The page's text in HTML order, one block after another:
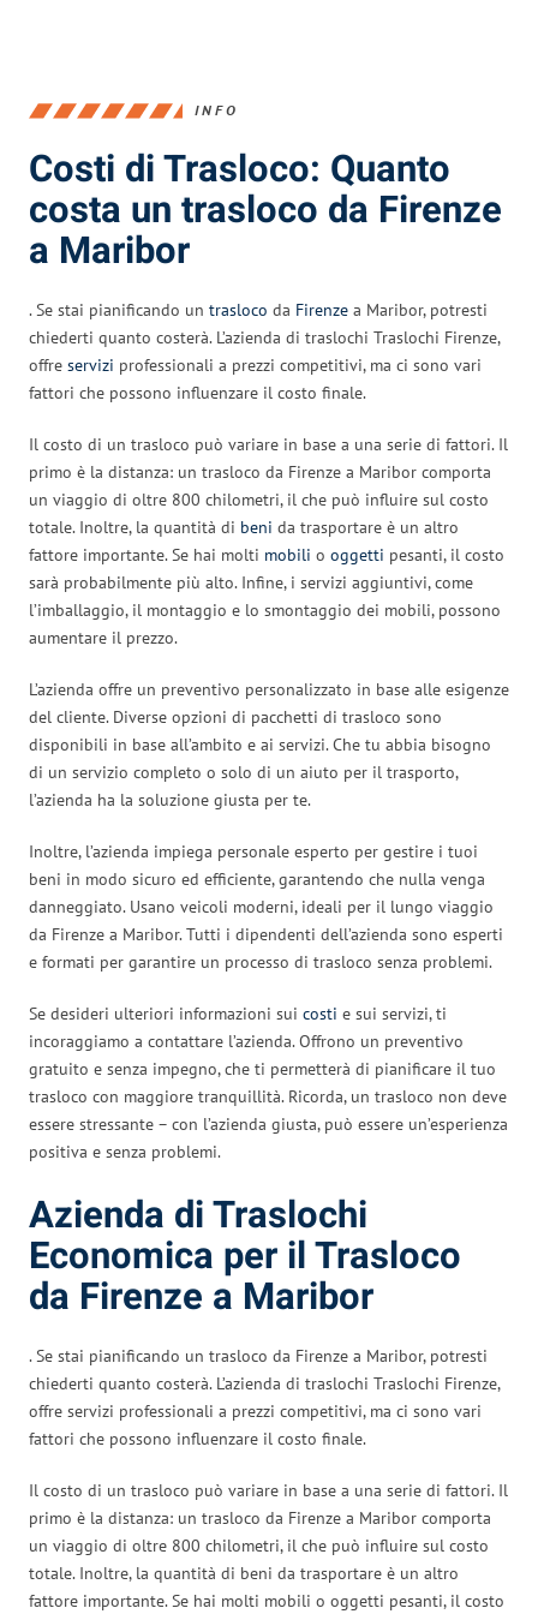
INFO
Costi di Trasloco: Quanto
costa un trasloco da Firenze
a Maribor
. Se stai pianificando un trasloco da Firenze a Maribor, potresti
chiederti quanto costerà. L’azienda di traslochi Traslochi Firenze,
offre servizi professionali a prezzi competitivi, ma ci sono vari
fattori che possono influenzare il costo finale.
Il costo di un trasloco può variare in base a una serie di fattori. Il
primo è la distanza: un trasloco da Firenze a Maribor comporta
un viaggio di oltre 800 chilometri, il che può influire sul costo
totale. Inoltre, la quantità di beni da trasportare è un altro
fattore importante. Se hai molti mobili o oggetti pesanti, il costo
sarà probabilmente più alto. Infine, i servizi aggiuntivi, come
l’imballaggio, il montaggio e lo smontaggio dei mobili, possono
aumentare il prezzo.
L’azienda offre un preventivo personalizzato in base alle esigenze
del cliente. Diverse opzioni di pacchetti di trasloco sono
disponibili in base all’ambito e ai servizi. Che tu abbia bisogno
di un servizio completo o solo di un aiuto per il trasporto,
l’azienda ha la soluzione giusta per te.
Inoltre, l’azienda impiega personale esperto per gestire i tuoi
beni in modo sicuro ed efficiente, garantendo che nulla venga
danneggiato. Usano veicoli moderni, ideali per il lungo viaggio
da Firenze a Maribor. Tutti i dipendenti dell’azienda sono esperti
e formati per garantire un processo di trasloco senza problemi.
Se desideri ulteriori informazioni sui costi e sui servizi, ti
incoraggiamo a contattare l’azienda. Offrono un preventivo
gratuito e senza impegno, che ti permetterà di pianificare il tuo
trasloco con maggiore tranquillità. Ricorda, un trasloco non deve
essere stressante – con l’azienda giusta, può essere un’esperienza
positiva e senza problemi.
Azienda di Traslochi
Economica per il Trasloco
da Firenze a Maribor
. Se stai pianificando un trasloco da Firenze a Maribor, potresti
chiederti quanto costerà. L’azienda di traslochi Traslochi Firenze,
offre servizi professionali a prezzi competitivi, ma ci sono vari
fattori che possono influenzare il costo finale.
Il costo di un trasloco può variare in base a una serie di fattori. Il
primo è la distanza: un trasloco da Firenze a Maribor comporta
un viaggio di oltre 800 chilometri, il che può influire sul costo
totale. Inoltre, la quantità di beni da trasportare è un altro
fattore importante. Se hai molti mobili o oggetti pesanti, il costo